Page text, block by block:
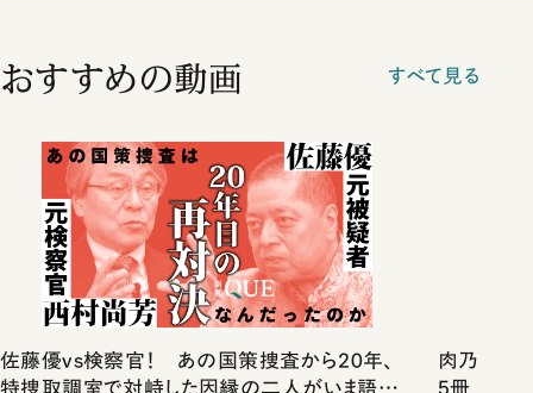
おすすめの動画 すべて見る
佐藤優vs検察官！ あの国策捜査から20年、
特捜取調室で対峙した因縁の二人がいま語り
肉乃小路
5冊